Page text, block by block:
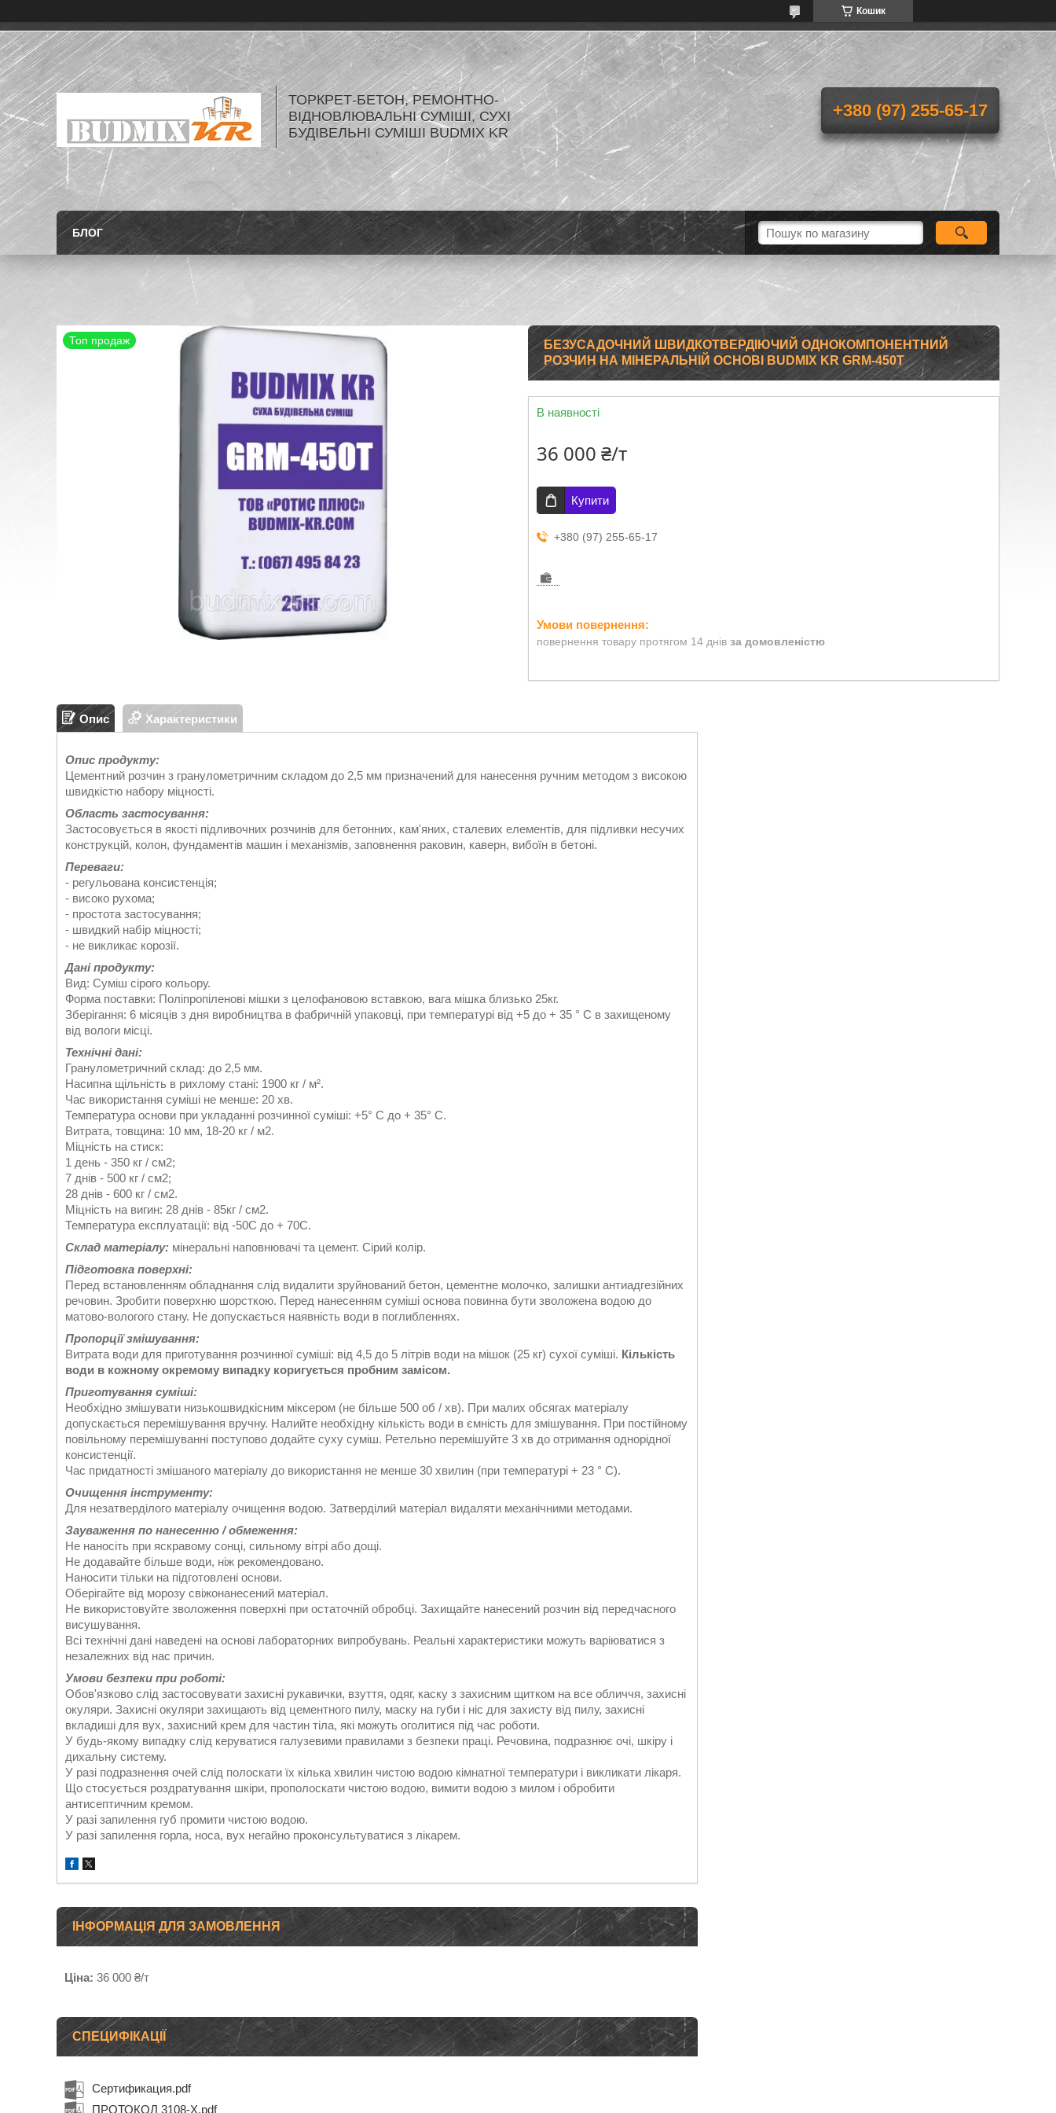
Кошик
ТОРКРЕТ-БЕТОН, РЕМОНТНО-
ВІДНОВЛЮВАЛЬНІ СУМІШІ, СУХІ
БУДІВЕЛЬНІ СУМІШІ BUDMIX KR
+380 (97) 255-65-17
БЛОГ
Топ продаж
БЕЗУСАДОЧНИЙ ШВИДКОТВЕРДІЮЧИЙ ОДНОКОМПОНЕНТНИЙ
РОЗЧИН НА МІНЕРАЛЬНІЙ ОСНОВІ BUDMIX KR GRM-450T
В наявності
36 000 ₴/т
Купити
+380 (97) 255-65-17
повернення товару протягом 14 днів за домовленістю
Опис Характеристики
Опис продукту:
Цементний розчин з гранулометричним складом до 2,5 мм призначений для нанесення ручним методом з високою
швидкістю набору міцності.
Область застосування:
Застосовується в якості підливочних розчинів для бетонних, кам'яних, сталевих елементів, для підливки несучих
конструкцій, колон, фундаментів машин і механізмів, заповнення раковин, каверн, вибоїн в бетоні.
Переваги:
- регульована консистенція;
- високо рухома;
- простота застосування;
- швидкий набір міцності;
- не викликає корозії.
Дані продукту:
Вид: Суміш сірого кольору.
Форма поставки: Поліпропіленові мішки з целофановою вставкою, вага мішка близько 25кг.
Зберігання: 6 місяців з дня виробництва в фабричній упаковці, при температурі від +5 до + 35 ° С в захищеному
від вологи місці.
Технічні дані:
Гранулометричний склад: до 2,5 мм.
Насипна щільність в рихлому стані: 1900 кг / м².
Час використання суміші не менше: 20 хв.
Температура основи при укладанні розчинної суміші: +5° С до + 35° С.
Витрата, товщина: 10 мм, 18-20 кг / м2.
Міцність на стиск:
1 день - 350 кг / см2;
7 днів - 500 кг / см2;
28 днів - 600 кг / см2.
Міцність на вигин: 28 днів - 85кг / см2.
Температура експлуатації: від -50С до + 70С.
Склад матеріалу: мінеральні наповнювачі та цемент. Сірий колір.
Підготовка поверхні:
Перед встановленням обладнання слід видалити зруйнований бетон, цементне молочко, залишки антиадгезійних
речовин. Зробити поверхню шорсткою. Перед нанесенням суміші основа повинна бути зволожена водою до
матово-вологого стану. Не допускається наявність води в поглибленнях.
Пропорції змішування:
Витрата води для приготування розчинної суміші: від 4,5 до 5 літрів води на мішок (25 кг) сухої суміші. Кількість
води в кожному окремому випадку коригується пробним замісом.
Приготування суміші:
Необхідно змішувати низькошвидкісним міксером (не більше 500 об / хв). При малих обсягах матеріалу
допускається перемішування вручну. Налийте необхідну кількість води в ємність для змішування. При постійному
повільному перемішуванні поступово додайте суху суміш. Ретельно перемішуйте 3 хв до отримання однорідної
консистенції.
Час придатності змішаного матеріалу до використання не менше 30 хвилин (при температурі + 23 ° С).
Очищення інструменту:
Для незатверділого матеріалу очищення водою. Затверділий матеріал видаляти механічними методами.
Зауваження по нанесенню / обмеження:
Не наносіть при яскравому сонці, сильному вітрі або дощі.
Не додавайте більше води, ніж рекомендовано.
Наносити тільки на підготовлені основи.
Оберігайте від морозу свіжонанесений матеріал.
Не використовуйте зволоження поверхні при остаточній обробці. Захищайте нанесений розчин від передчасного
висушування.
Всі технічні дані наведені на основі лабораторних випробувань. Реальні характеристики можуть варіюватися з
незалежних від нас причин.
Умови безпеки при роботі:
Обов'язково слід застосовувати захисні рукавички, взуття, одяг, каску з захисним щитком на все обличчя, захисні
окуляри. Захисні окуляри захищають від цементного пилу, маску на губи і ніс для захисту від пилу, захисні
вкладиші для вух, захисний крем для частин тіла, які можуть оголитися під час роботи.
У будь-якому випадку слід керуватися галузевими правилами з безпеки праці. Речовина, подразнює очі, шкіру і
дихальну систему.
У разі подразнення очей слід полоскати їх кілька хвилин чистою водою кімнатної температури і викликати лікаря.
Що стосується роздратування шкіри, прополоскати чистою водою, вимити водою з милом і обробити
антисептичним кремом.
У разі запилення губ промити чистою водою.
У разі запилення горла, носа, вух негайно проконсультуватися з лікарем.
ІНФОРМАЦІЯ ДЛЯ ЗАМОВЛЕННЯ
Ціна: 36 000 ₴/т
СПЕЦИФІКАЦІЇ
Сертификация.pdf
ПРОТОКОЛ 3108-Х.pdf